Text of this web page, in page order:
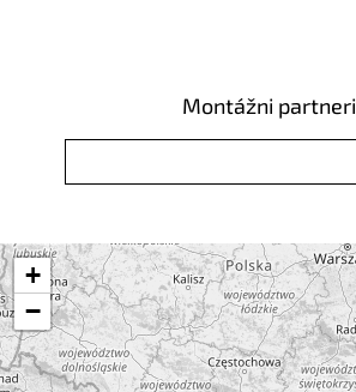
Montážni partneri
+
−